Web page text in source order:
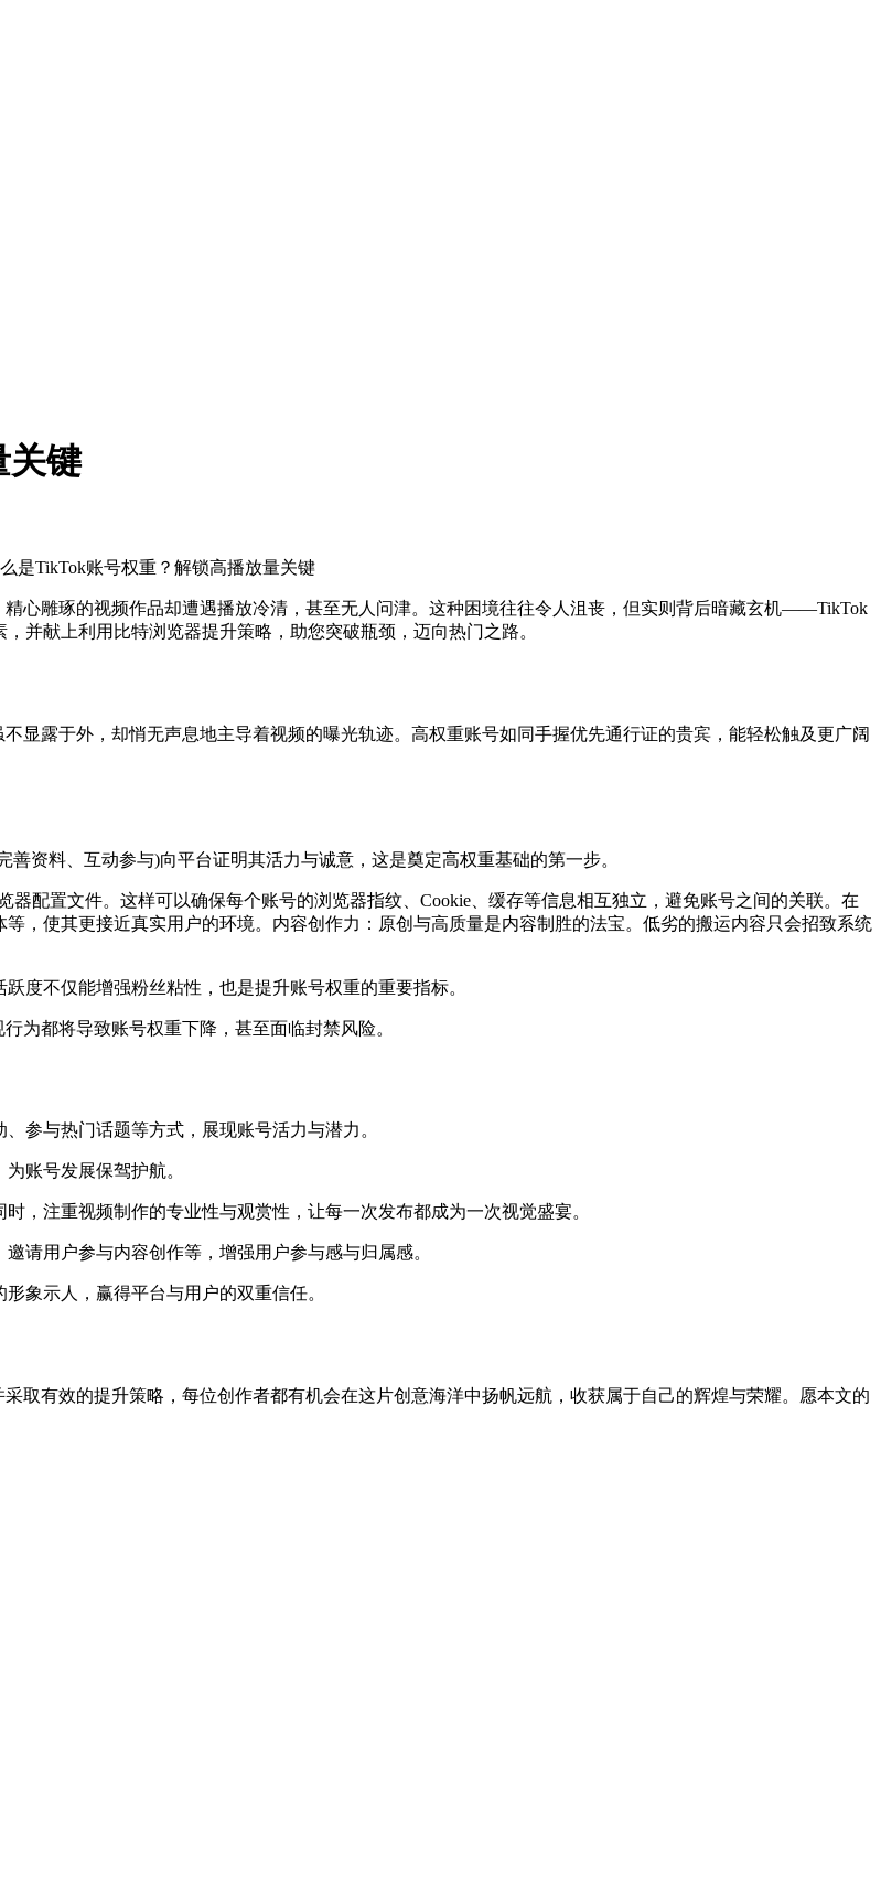
关键
心雕琢的视频作品却遭遇播放冷清，甚至无人问津。这种困境往往令人沮丧，但实则背后暗藏玄机——TikTok
并献上利用比特浏览器提升策略，助您突破瓶颈，迈向热门之路。
显露于外，却悄无声息地主导着视频的曝光轨迹。高权重账号如同手握优先通行证的贵宾，能轻松触及更广阔
资料、互动参与)向平台证明其活力与诚意，这是奠定高权重基础的第一步。
器配置文件。这样可以确保每个账号的浏览器指纹、Cookie、缓存等信息相互独立，避免账号之间的关联。在
，使其更接近真实用户的环境。内容创作力：原创与高质量是内容制胜的法宝。低劣的搬运内容只会招致系统
度不仅能增强粉丝粘性，也是提升账号权重的重要指标。
为都将导致账号权重下降，甚至面临封禁风险。
参与热门话题等方式，展现账号活力与潜力。
账号发展保驾护航。
，注重视频制作的专业性与观赏性，让每一次发布都成为一次视觉盛宴。
请用户参与内容创作等，增强用户参与感与归属感。
象示人，赢得平台与用户的双重信任。
取有效的提升策略，每位创作者都有机会在这片创意海洋中扬帆远航，收获属于自己的辉煌与荣耀。愿本文的